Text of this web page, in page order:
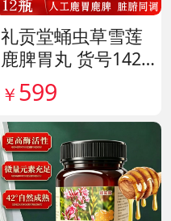
礼贡堂蛹虫草雪莲
鹿脾胃丸 货号1420
￥ 599